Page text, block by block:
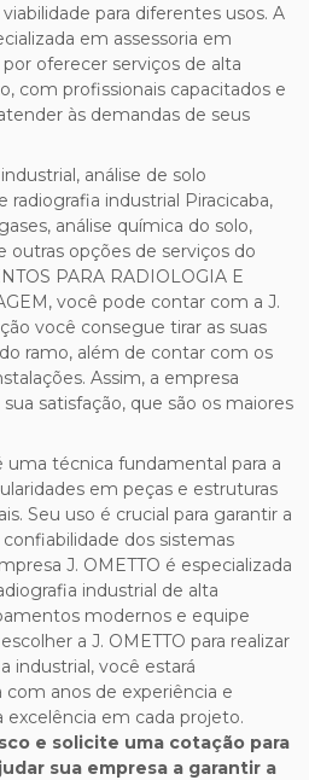
para diferentes usos. A
em assessoria em
oferecer serviços de alta
com profissionais capacitados e
às demandas de seus
análise de solo
radiografia industrial Piracicaba,
análise química do solo,
outras opções de serviços do
PARA RADIOLOGIA E
você pode contar com a J.
você consegue tirar as suas
ramo, além de contar com os
Assim, a empresa
satisfação, que são os maiores
uma técnica fundamental para a
em peças e estruturas
Seu uso é crucial para garantir a
dos sistemas
J. OMETTO é especializada
industrial de alta
modernos e equipe
a J. OMETTO para realizar
industrial, você estará
anos de experiência e
em cada projeto.
e solicite uma cotação para
sua empresa a garantir a